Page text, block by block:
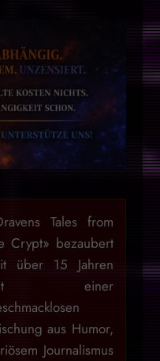
Tales from
Crypt» bezaubert
über 15 Jahren
einer
aus Humor,
Journalismus